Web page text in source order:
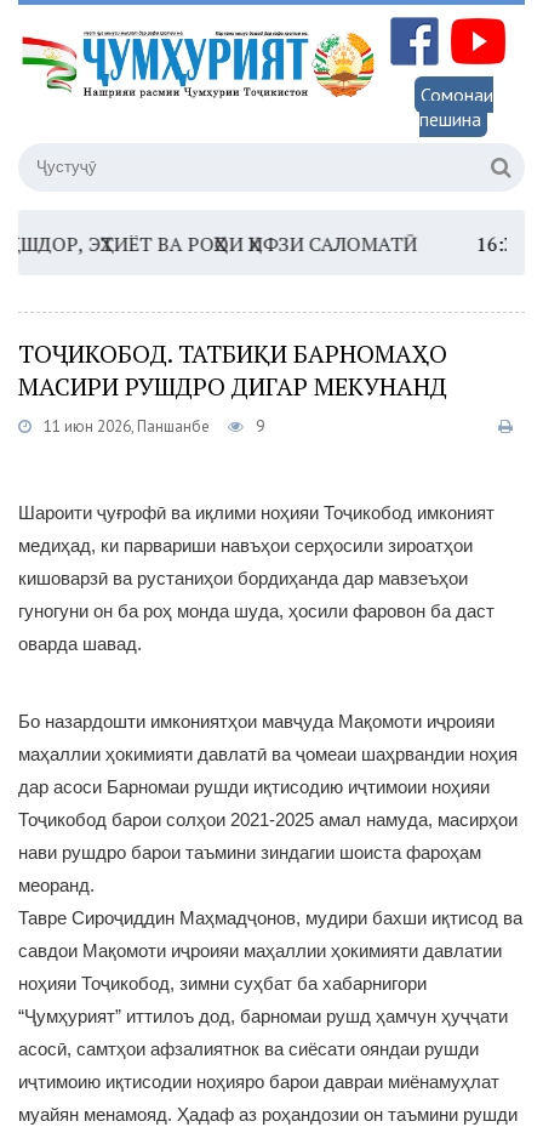
Сомонаи
пешина
ЭҲТИЁТ ВА РОҲҲОИ ҲИФЗИ САЛОМАТӢ16:35 –
ТОҶИКОБОД. ТАТБИҚИ БАРНОМАҲО
МАСИРИ РУШДРО ДИГАР МЕКУНАНД
11 июн 2026, Панҷшанбе 9
Шароити ҷуғрофӣ ва иқлими ноҳияи Тоҷикобод имконият
медиҳад, ки парвариши навъҳои серҳосили зироатҳои
кишоварзӣ ва рустаниҳои бордиҳанда дар мавзеъҳои
гуногуни он ба роҳ монда шуда, ҳосили фаровон ба даст
оварда шавад.
Бо назардошти имкониятҳои мавҷуда Мақомоти иҷроияи
маҳаллии ҳокимияти давлатӣ ва ҷомеаи шаҳрвандии ноҳия
дар асоси Барномаи рушди иқтисодию иҷтимоии ноҳияи
Тоҷикобод барои солҳои 2021-2025 амал намуда, масирҳои
нави рушдро барои таъмини зиндагии шоиста фароҳам
меоранд.
Тавре Сироҷиддин Маҳмадҷонов, мудири бахши иқтисод ва
савдои Мақомоти иҷроияи маҳаллии ҳокимияти давлатии
ноҳияи Тоҷикобод, зимни суҳбат ба хабарнигори
“Ҷумҳурият” иттилоъ дод, барномаи рушд ҳамчун ҳуҷҷати
асосӣ, самтҳои афзалиятнок ва сиёсати ояндаи рушди
иҷтимоию иқтисодии ноҳияро барои давраи миёнамуҳлат
муайян менамояд. Ҳадаф аз роҳандозии он таъмини рушди